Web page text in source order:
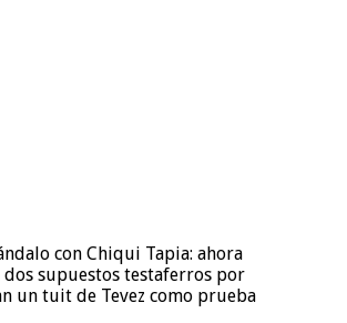
con Chiqui Tapia: ahora
dos supuestos testaferros por
un tuit de Tevez como prueba